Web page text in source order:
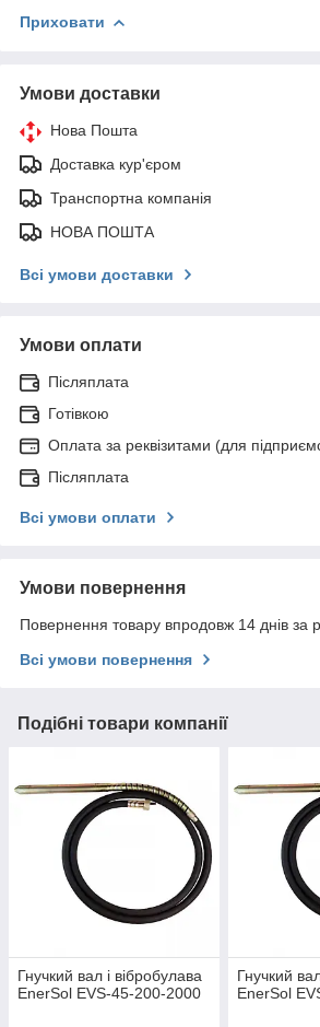
Приховати
Умови доставки
Нова Пошта
Доставка кур'єром
Транспортна компанія
НОВА ПОШТА
Всі умови доставки
Умови оплати
Післяплата
Готівкою
Оплата за реквізитами (для
Післяплата
Всі умови оплати
Умови повернення
Повернення товару впродовж 14 днів за
Всі умови повернення
Подібні товари компанії
Гнучкий вал і вібробулава
EnerSol EVS-45-200-2000
Гнучкий
EnerSol